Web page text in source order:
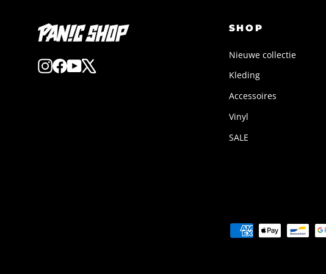
Instagram
Facebook
YouTube
SHOP
Nieuwe collectie
Kleding
Accessoires
Vinyl
SALE